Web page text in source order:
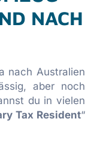
NACH
nach Australien
aber noch
du in vielen
Tax Resident“